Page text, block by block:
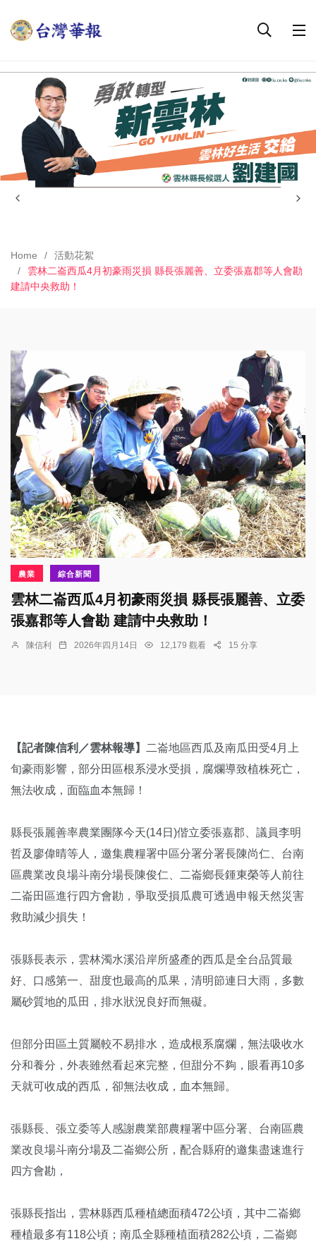
Home
活動花絮
雲林二崙西瓜4月初豪雨災損 縣長張麗善、立委張嘉郡等人會勘
建請中央救助！
農業 綜合新聞
雲林二崙西瓜4月初豪雨災損 縣長張麗善、立委
張嘉郡等人會勘 建請中央救助！
陳信利 2026年四月14日 12,179 觀看 15 分享
【記者陳信利／雲林報導】
二崙地區西瓜及南瓜田受4月上
旬豪雨影響，部分田區根系浸水受損，腐爛導致植株死亡，
無法收成，面臨血本無歸！
縣長張麗善率農業團隊今天(14日)偕立委張嘉郡、議員李明
哲及廖偉晴等人，邀集農糧署中區分署分署長陳尚仁、台南
區農業改良場斗南分場長陳俊仁、二崙鄉長鍾東榮等人前往
二崙田區進行四方會勘，爭取受損瓜農可透過申報天然災害
救助減少損失！
張縣長表示，雲林濁水溪沿岸所盛產的西瓜是全台品質最
好、口感第一、甜度也最高的瓜果，清明節連日大雨，多數
屬砂質地的瓜田，排水狀況良好而無礙。
但部分田區土質屬較不易排水，造成根系腐爛，無法吸收水
分和養分，外表雖然看起來完整，但甜分不夠，眼看再10多
天就可收成的西瓜，卻無法收成，血本無歸。
張縣長、張立委等人感謝農業部農糧署中區分署、台南區農
業改良場斗南分場及二崙鄉公所，配合縣府的邀集盡速進行
四方會勘，
張縣長指出，雲林縣西瓜種植總面積472公頃，其中二崙鄉
種植最多有118公頃；南瓜全縣種植面積282公頃，二崙鄉